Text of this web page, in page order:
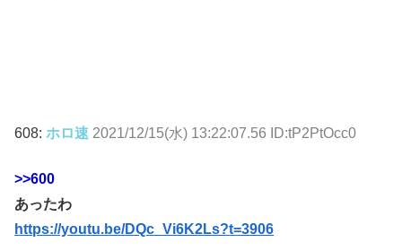
608: ホロ速 2021/12/15(水) 13:22:07.56 ID:tP2PtOcc0
>>600
あったわ
https://youtu.be/DQc_Vi6K2Ls?t=3906